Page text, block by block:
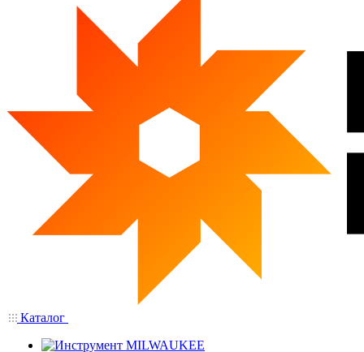
Каталог